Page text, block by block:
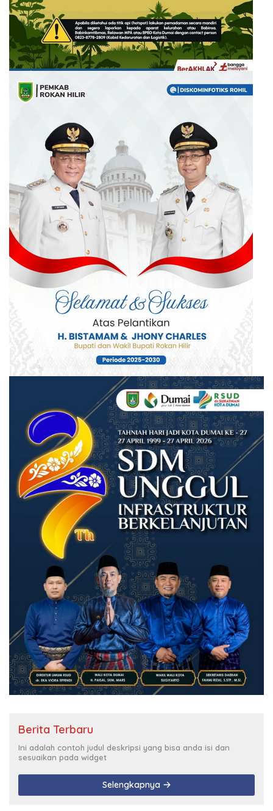
Berita Terbaru
Ini adalah contoh judul deskripsi yang bisa anda isi dan
sesuaikan pada widget
Selengkapnya